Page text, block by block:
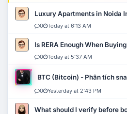
Luxury Apartments in Noida
0 Today at 6:13 AM
Is RERA Enough When
0 Today at 5:37 AM
BTC (Bitcoin) - Phân tích
0 Yesterday at 2:43 PM
What should I verify before